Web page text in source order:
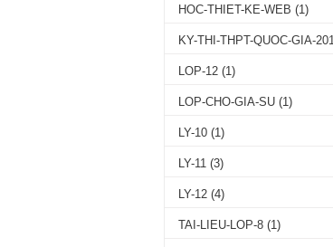
HOC-THIET-KE-WEB (1)
KY-THI-THPT-QUOC-GIA-
LOP-12 (1)
LOP-CHO-GIA-SU (1)
LY-10 (1)
LY-11 (3)
LY-12 (4)
TAI-LIEU-LOP-8 (1)